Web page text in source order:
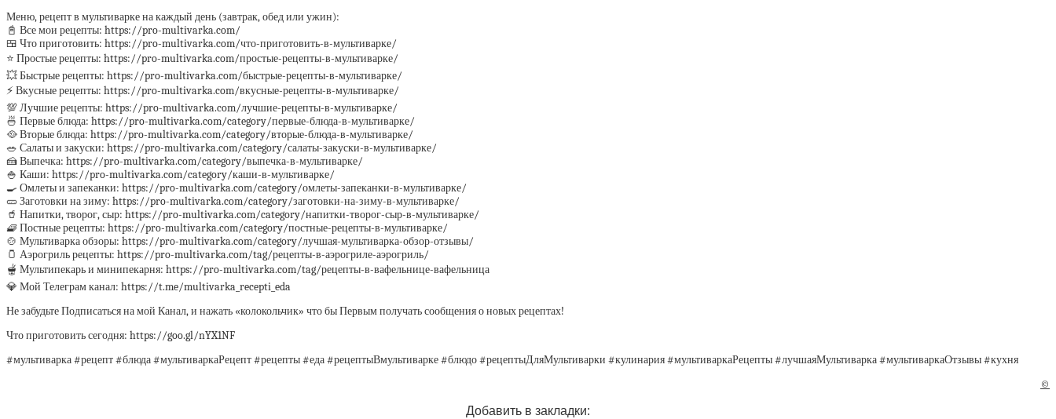
Меню, рецепт в мультиварке на каждый день (завтрак, обед или ужин):
📓 Все мои рецепты: https://pro-multivarka.com/
🍱 Что приготовить: https://pro-multivarka.com/что-приготовить-в-мультиварке/
⭐️ Простые рецепты: https://pro-multivarka.com/простые-рецепты-в-мультиварке/
💥 Быстрые рецепты: https://pro-multivarka.com/быстрые-рецепты-в-мультиварке/
⚡️ Вкусные рецепты: https://pro-multivarka.com/вкусные-рецепты-в-мультиварке/
💯 Лучшие рецепты: https://pro-multivarka.com/лучшие-рецепты-в-мультиварке/
🍜 Первые блюда: https://pro-multivarka.com/category/первые-блюда-в-мультиварке/
🥘 Вторые блюда: https://pro-multivarka.com/category/вторые-блюда-в-мультиварке/
🥗 Салаты и закуски: https://pro-multivarka.com/category/салаты-закуски-в-мультиварке/
🍰 Выпечка: https://pro-multivarka.com/category/выпечка-в-мультиварке/
🍚 Каши: https://pro-multivarka.com/category/каши-в-мультиварке/
🍳 Омлеты и запеканки: https://pro-multivarka.com/category/омлеты-запеканки-в-мультиварке/
🥒 Заготовки на зиму: https://pro-multivarka.com/category/заготовки-на-зиму-в-мультиварке/
🥤 Напитки, творог, сыр: https://pro-multivarka.com/category/напитки-творог-сыр-в-мультиварке/
🧇 Постные рецепты: https://pro-multivarka.com/category/постные-рецепты-в-мультиварке/
🍲 Мультиварка обзоры: https://pro-multivarka.com/category/лучшая-мультиварка-обзор-отзывы/
🫙 Аэрогриль рецепты: https://pro-multivarka.com/tag/рецепты-в-аэрогриле-аэрогриль/
🫕 Мультипекарь и минипекарня: https://pro-multivarka.com/tag/рецепты-в-вафельнице-вафельница
💎 Мой Телеграм канал: https://t.me/multivarka_recepti_eda
Не забудьте Подписаться на мой Канал, и нажать «колокольчик» что бы Первым получать сообщения о новых рецептах!
Что приготовить сегодня: https://goo.gl/nYX1NF
#мультиварка #рецепт #блюда #мультиваркаРецепт #рецепты #еда #рецептыВмультиварке #блюдо #рецептыДляМультиварки #кулинария #мультиваркаРецепты #лучшаяМультиварка #мультиваркаОтзывы #кухня
©
Добавить в закладки: